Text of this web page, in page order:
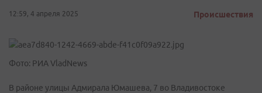
12:59, 4 апреля 2025 Происшествия
Фото: РИА VladNews
В районе улицы Адмирала Юмашева, 7 во Владивостоке